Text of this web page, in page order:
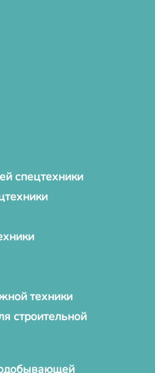
спецтехники
техники
строительной